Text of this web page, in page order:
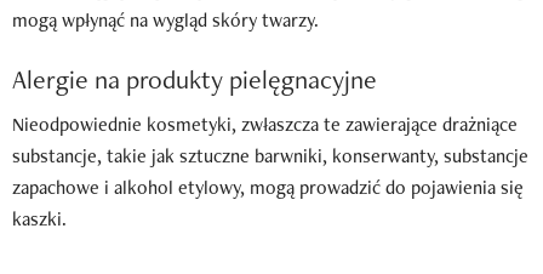
mogą wpłynąć na wygląd skóry twarzy.
Alergie na produkty pielęgnacyjne
Nieodpowiednie kosmetyki, zwłaszcza te zawierające drażniące
substancje, takie jak sztuczne barwniki, konserwanty, substancje
zapachowe i alkohol etylowy, mogą prowadzić do pojawienia się
kaszki.